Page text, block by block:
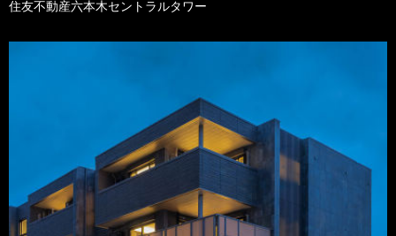
住友不動産六本木セントラルタワー